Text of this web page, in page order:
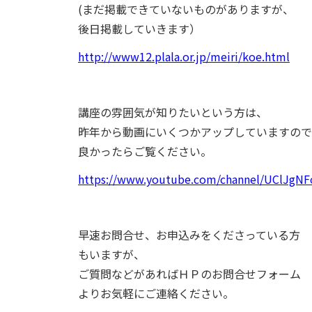
(まだ掲載できていないものがありますが、
後日掲載していきます）
http://www12.plala.or.jp/meiri/koe.html
講座の雰囲気が知りたいという方は、
昨年から動画にいくつかアップしていますので
良かったらご覧ください。
https://www.youtube.com/channel/
早速お問合せ、お申込みをくださっている方
もいますが、
ご質問などがあればＨＰのお問合せフォーム
よりお気軽にご連絡ください。